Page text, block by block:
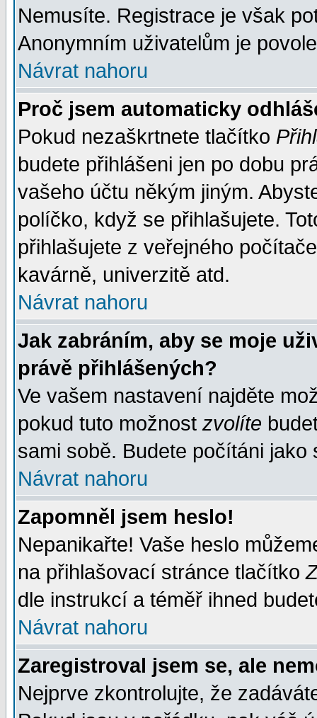
Nemusíte. Registrace je však
Anonymním uživatelům je
Návrat nahoru
Proč jsem automaticky
Pokud nezaškrtnete tlačítko
budete přihlášeni jen po dobu
vašeho účtu někým jiným.
políčko, když se přihlašujete.
přihlašujete z veřejného
kavárně, univerzitě atd.
Návrat nahoru
Jak zabráním, aby se moje
právě přihlášených?
Ve vašem nastavení najděte
pokud tuto možnost zvolíte
sami sobě. Budete počítáni jako
Návrat nahoru
Zapomněl jsem heslo!
Nepanikařte! Vaše heslo
na přihlašovací stránce tlačítko
dle instrukcí a téměř ihned
Návrat nahoru
Zaregistroval jsem se, ale
Nejprve zkontrolujte, že